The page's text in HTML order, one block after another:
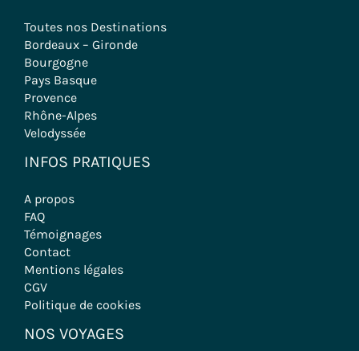
Toutes nos Destinations
Bordeaux – Gironde
Bourgogne
Pays Basque
Provence
Rhône-Alpes
Velodyssée
INFOS PRATIQUES
A propos
FAQ
Témoignages
Contact
Mentions légales
CGV
Politique de cookies
NOS VOYAGES